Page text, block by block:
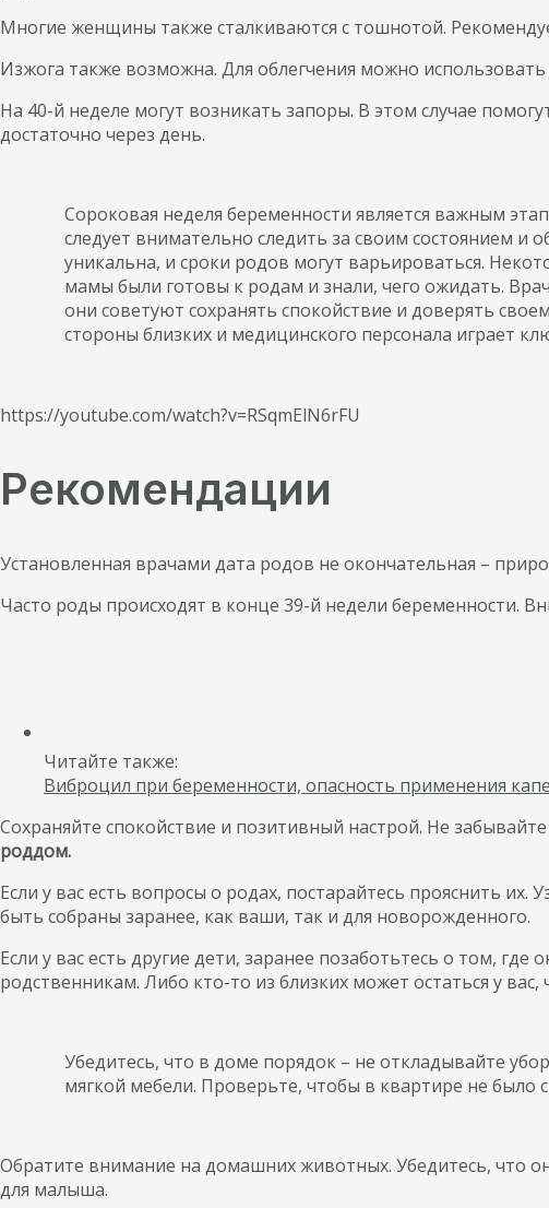
Многие женщины также сталкиваются с тошнотой.
Изжога также возможна. Для облегчения можно
На 40-й неделе могут возникать запоры. В этом случае
достаточно через день.
Сороковая неделя беременности является важным
следует внимательно следить за своим состоянием
уникальна, и сроки родов могут варьироваться.
мамы были готовы к родам и знали, чего ожидать.
они советуют сохранять спокойствие и доверять
стороны близких и медицинского персонала играет
https://youtube.com/watch?v=RSqmElN6rFU
Рекомендации
Установленная врачами дата родов не окончательная –
Часто роды происходят в конце 39-й недели беременности.
Читайте также:
Виброцил при беременности, опасность применения
Сохраняйте спокойствие и позитивный настрой. Не
роддом.
Если у вас есть вопросы о родах, постарайтесь прояснить
быть собраны заранее, как ваши, так и для новорожденного.
Если у вас есть другие дети, заранее позаботьтесь о том,
родственникам. Либо кто-то из близких может остаться у
Убедитесь, что в доме порядок – не откладывайте
мягкой мебели. Проверьте, чтобы в квартире не было
Обратите внимание на домашних животных. Убедитесь, что
для малыша.